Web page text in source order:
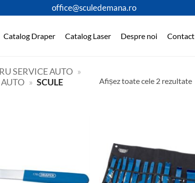
office@sculedemana.ro
Catalog Draper Catalog Laser Despre noi Contact
SERVICE AUTO »
» SCULE
Afișez toate cele 2 rezultate